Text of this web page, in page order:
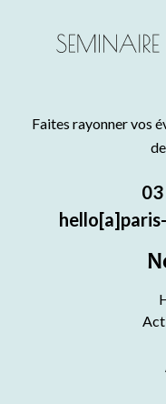
Faites rayonner vos